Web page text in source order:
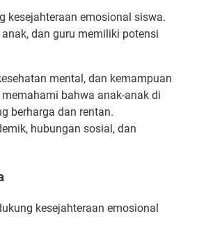
kesejahteraan emosional siswa.
dan guru memiliki potensi
mental, dan kemampuan
bahwa anak-anak di
berharga dan rentan.
hubungan sosial, dan
kesejahteraan emosional